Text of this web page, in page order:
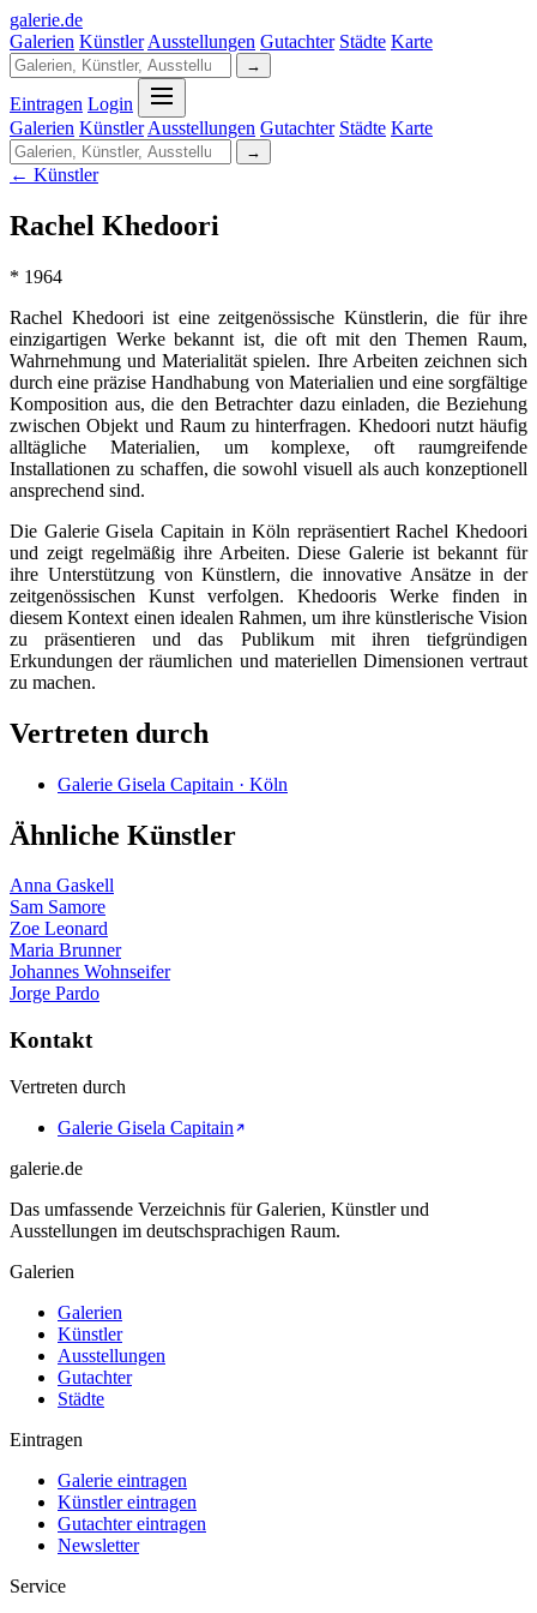
galerie.de
Galerien Künstler Ausstellungen Gutachter Städte Karte
→
Eintragen Login
Galerien Künstler Ausstellungen Gutachter Städte Karte
→
← Künstler
Rachel Khedoori
* 1964
Rachel Khedoori ist eine zeitgenössische Künstlerin, die für ihre
einzigartigen Werke bekannt ist, die oft mit den Themen Raum,
Wahrnehmung und Materialität spielen. Ihre Arbeiten zeichnen sich
durch eine präzise Handhabung von Materialien und eine sorgfältige
Komposition aus, die den Betrachter dazu einladen, die Beziehung
zwischen Objekt und Raum zu hinterfragen. Khedoori nutzt häufig
alltägliche Materialien, um komplexe, oft raumgreifende
Installationen zu schaffen, die sowohl visuell als auch konzeptionell
ansprechend sind.
Die Galerie Gisela Capitain in Köln repräsentiert Rachel Khedoori
und zeigt regelmäßig ihre Arbeiten. Diese Galerie ist bekannt für
ihre Unterstützung von Künstlern, die innovative Ansätze in der
zeitgenössischen Kunst verfolgen. Khedooris Werke finden in
diesem Kontext einen idealen Rahmen, um ihre künstlerische Vision
zu präsentieren und das Publikum mit ihren tiefgründigen
Erkundungen der räumlichen und materiellen Dimensionen vertraut
zu machen.
Vertreten durch
Galerie Gisela Capitain · Köln
Ähnliche Künstler
Anna Gaskell
Sam Samore
Zoe Leonard
Maria Brunner
Johannes Wohnseifer
Jorge Pardo
Kontakt
Vertreten durch
Galerie Gisela Capitain
galerie.de
Das umfassende Verzeichnis für Galerien, Künstler und
Ausstellungen im deutschsprachigen Raum.
Galerien
Galerien
Künstler
Ausstellungen
Gutachter
Städte
Eintragen
Galerie eintragen
Künstler eintragen
Gutachter eintragen
Newsletter
Service